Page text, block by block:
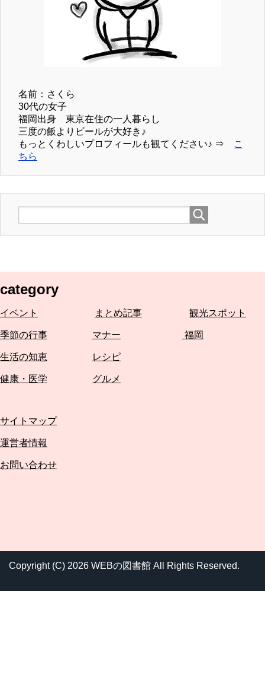
名前：さくら
30代の女子
福岡出身 東京在住の一人暮らし
三度の飯よりビールが大好き♪
もっとくわしいプロフィールも観てください♪ ⇒
こ
ちら
category
イベント まとめ記事 観光スポット
季節の行事 マナー 福岡
生活の知恵 レシピ
健康・医学 グルメ
サイトマップ
運営者情報
お問い合わせ
Copyright (C) 2026 WEBの図書館 All Rights Reserved.